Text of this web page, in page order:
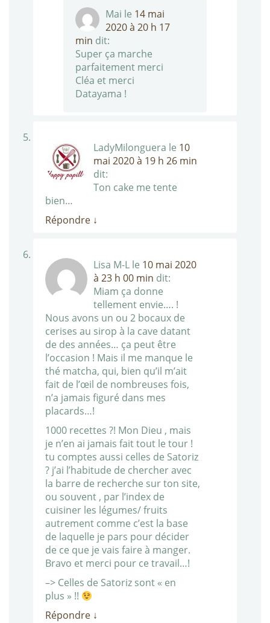
Mai le 14 mai
2020 à 20 h 17
min dit:
Super ça marche
parfaitement merci
Cléa et merci
Datayama !
LadyMilonguera le 10
mai 2020 à 19 h 26 min
dit:
Ton cake me tente
bien…
Répondre ↓
Lisa M-L le 10 mai 2020
à 23 h 00 min dit:
Miam ça donne
tellement envie…. !
Nous avons un ou 2 bocaux de
cerises au sirop à la cave datant
de des années… ça peut être
l’occasion ! Mais il me manque le
thé matcha, qui, bien qu’il m’ait
fait de l’œil de nombreuses fois,
n’a jamais figuré dans mes
placards…!
1000 recettes ?! Mon Dieu , mais
je n’en ai jamais fait tout le tour !
tu comptes aussi celles de Satoriz
? j’ai l’habitude de chercher avec
la barre de recherche sur ton site,
ou souvent , par l’index de
cuisiner les légumes/ fruits
autrement comme c’est la base
de laquelle je pars pour décider
de ce que je vais faire à manger.
Bravo et merci pour ce travail…!
–> Celles de Satoriz sont « en
plus » !!
Répondre ↓